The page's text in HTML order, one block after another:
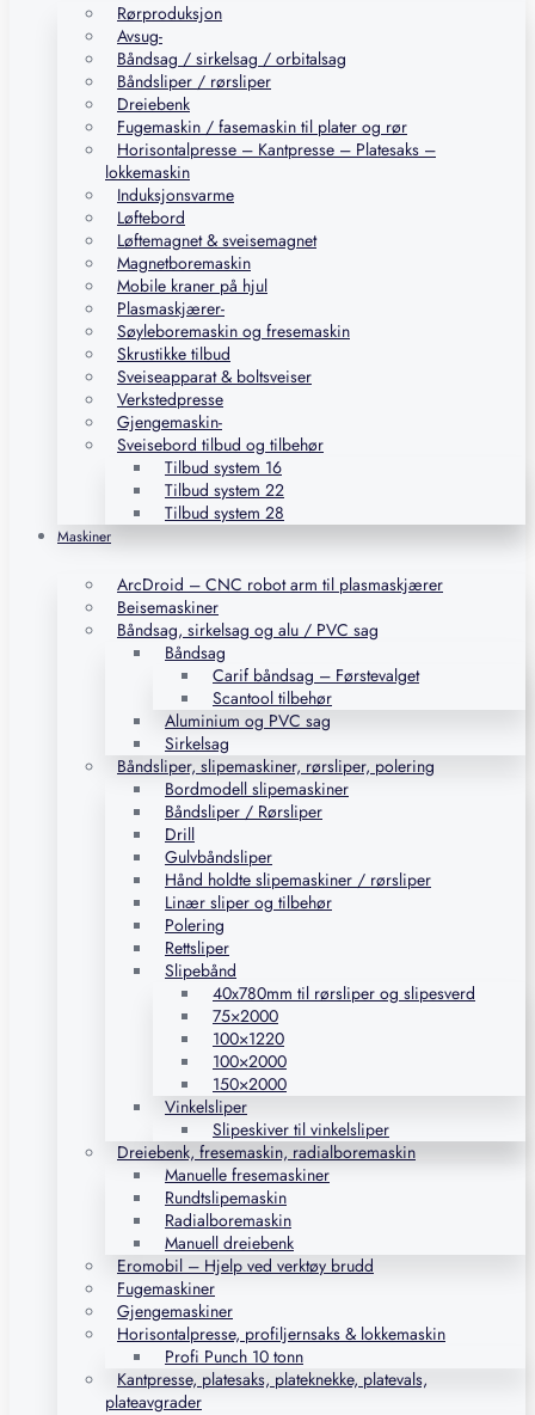
Rørproduksjon
Avsug-
Båndsag / sirkelsag / orbitalsag
Båndsliper / rørsliper
Dreiebenk
Fugemaskin / fasemaskin til plater og rør
Horisontalpresse – Kantpresse – Platesaks –
lokkemaskin
Induksjonsvarme
Løftebord
Løftemagnet & sveisemagnet
Magnetboremaskin
Mobile kraner på hjul
Plasmaskjærer-
Søyleboremaskin og fresemaskin
Skrustikke tilbud
Sveiseapparat & boltsveiser
Verkstedpresse
Gjengemaskin-
Sveisebord tilbud og tilbehør
Tilbud system 16
Tilbud system 22
Tilbud system 28
Maskiner
ArcDroid – CNC robot arm til plasmaskjærer
Beisemaskiner
Båndsag, sirkelsag og alu / PVC sag
Båndsag
Carif båndsag – Førstevalget
Scantool tilbehør
Aluminium og PVC sag
Sirkelsag
Båndsliper, slipemaskiner, rørsliper, polering
Bordmodell slipemaskiner
Båndsliper / Rørsliper
Drill
Gulvbåndsliper
Hånd holdte slipemaskiner / rørsliper
Linær sliper og tilbehør
Polering
Rettsliper
Slipebånd
40x780mm til rørsliper og slipesverd
75×2000
100×1220
100×2000
150×2000
Vinkelsliper
Slipeskiver til vinkelsliper
Dreiebenk, fresemaskin, radialboremaskin
Manuelle fresemaskiner
Rundtslipemaskin
Radialboremaskin
Manuell dreiebenk
Eromobil – Hjelp ved verktøy brudd
Fugemaskiner
Gjengemaskiner
Horisontalpresse, profiljernsaks & lokkemaskin
Profi Punch 10 tonn
Kantpresse, platesaks, plateknekke, platevals,
plateavgrader